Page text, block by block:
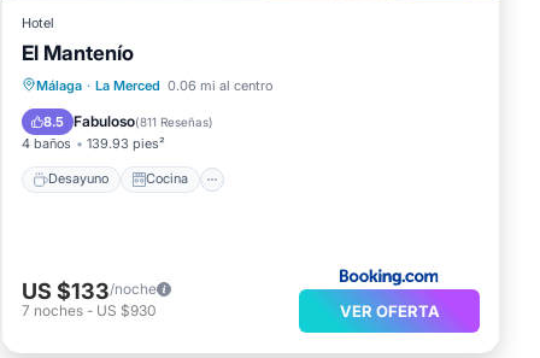
Hotel
El Mantenío
Málaga · La Merced 0.06 mi al centro
8.5 Fabuloso(811 Reseñas)
4 baños 139.93 pies²
Desayuno Cocina
Desayuno
Cocina
Aire acondicionado
US $133/noche
7 noches - US $930 VER OFERTA